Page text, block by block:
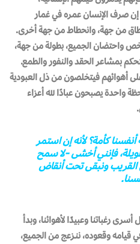
صرف الإنسان عمره في غمار
من جهة، وانحطاط من جهة أخرى.
واحتضان الجميع، بطولة من جهة،
بمشاعر الحقد والنفور والطمع.
أهوائهم فيتخلصون من ذل العبودية
واحدة يصبحون عبادًا لله أعزاء
كأمة؟ لأنه إن استمر
فإنني أخشى -لا سمح
القريب ونبقى تحت أنقاض
رغباتنا وعبيدًا لأهوائنا، وبدأ
وقعوده، ننـزعج من الجميع،